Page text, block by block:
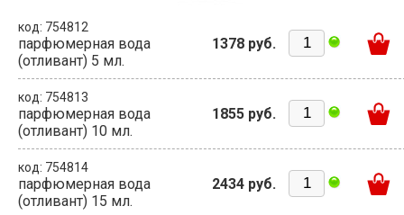
код: 754812
парфюмерная вода
(отливант) 5 мл.
1378 руб.
код: 754813
парфюмерная вода
(отливант) 10 мл.
1855 руб.
код: 754814
парфюмерная вода
(отливант) 15 мл.
2434 руб.